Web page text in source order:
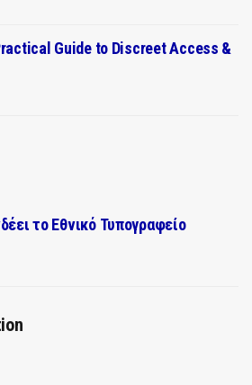
Guide to Discreet Access &
το Εθνικό Τυπογραφείο